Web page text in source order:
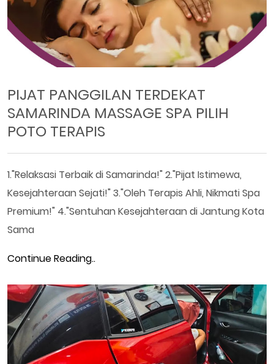
PIJAT PANGGILAN TERDEKAT
SAMARINDA MASSAGE SPA PILIH
POTO TERAPIS
1."Relaksasi Terbaik di Samarinda!" 2."Pijat Istimewa,
Kesejahteraan Sejati!" 3."Oleh Terapis Ahli, Nikmati Spa
Premium!" 4."Sentuhan Kesejahteraan di Jantung Kota
Sama
Continue Reading..